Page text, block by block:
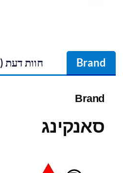
Brand חוות דעת (0)
Brand
סאנקינג